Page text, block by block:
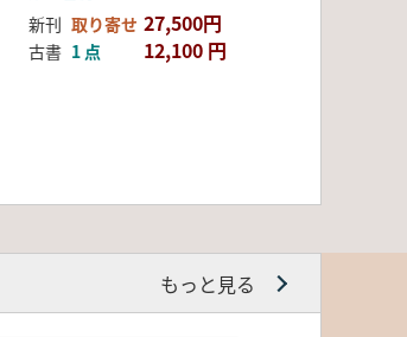
新刊 取り寄せ 27,500円
古書 1 点 12,100 円
もっと見る